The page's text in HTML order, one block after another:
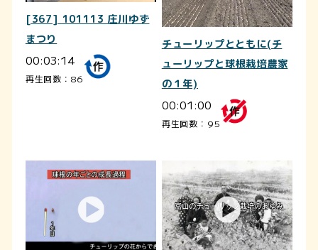
[367] 101113 庄川ゆず
まつり
00:03:14
再生回数：86
チューリップとともに(チ
ューリップと球根栽培農家
の１年)
00:01:00
再生回数：95